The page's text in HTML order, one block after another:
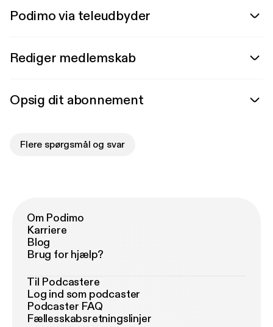
Podimo via teleudbyder
Rediger medlemskab
Opsig dit abonnement
Flere spørgsmål og svar
Om Podimo
Karriere
Blog
Brug for hjælp?
Til Podcastere
Log ind som podcaster
Podcaster FAQ
Fællesskabsretningslinjer